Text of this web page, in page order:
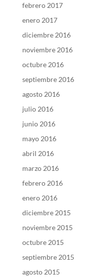
febrero 2017
enero 2017
diciembre 2016
noviembre 2016
octubre 2016
septiembre 2016
agosto 2016
julio 2016
junio 2016
mayo 2016
abril 2016
marzo 2016
febrero 2016
enero 2016
diciembre 2015
noviembre 2015
octubre 2015
septiembre 2015
agosto 2015